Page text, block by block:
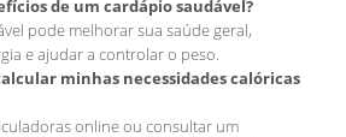
de um cardápio saudável?
pode melhorar sua saúde geral,
e ajudar a controlar o peso.
minhas necessidades calóricas
online ou consultar um